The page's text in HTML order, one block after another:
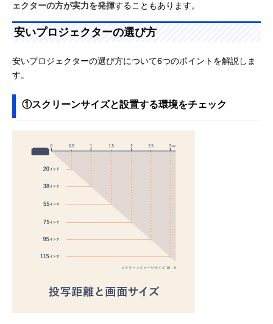
ェクターの方が実力を発揮することもあります。
安いプロジェクターの選び方
安いプロジェクターの選び方について6つのポイントを解説しま
す。
①スクリーンサイズと設置する環境をチェック